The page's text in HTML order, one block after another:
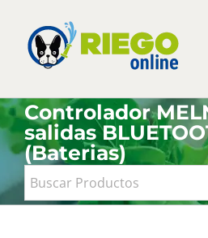
contenido
Controlador
salidas
(Baterias)